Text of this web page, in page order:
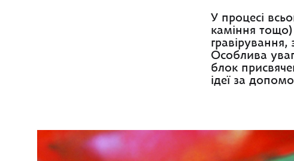
У процесі
каміння тощо)
Особлива
блок
ідеї за